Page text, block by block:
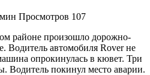
Просмотров 107
районе произошло дорожно-
Водитель автомобиля Rover не
опрокинулась в кювет. Три
Водитель покинул место аварии.